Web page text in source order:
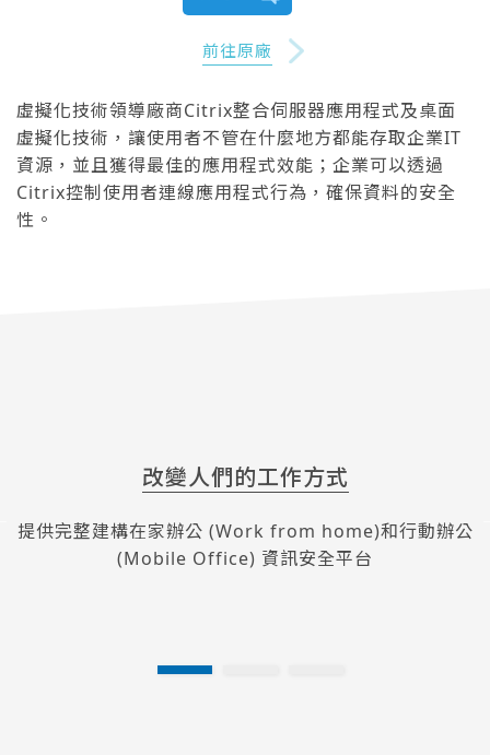
前往原廠
虛擬化技術領導廠商Citrix整合伺服器應用程式及桌面
虛擬化技術，讓使用者不管在什麼地方都能存取企業IT
資源，並且獲得最佳的應用程式效能；企業可以透過
Citrix控制使用者連線應用程式行為，確保資料的安全
性。
改變人們的工作方式
提供完整建構在家辦公 (Work from home)和行動辦公
(Mobile Office) 資訊安全平台